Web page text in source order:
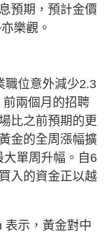
預期，預計金價
樂觀。
職位意外減少2.3
兩個月的招聘
比之前預期的更
金的全周漲幅擴
單周升幅。自6
入的資金正以越
表示，黃金對中